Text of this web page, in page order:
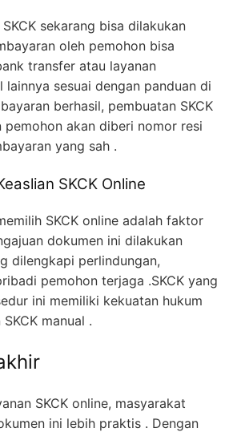
sekarang bisa dilakukan
oleh pemohon bisa
transfer atau layanan
sesuai dengan panduan di
berhasil, pembuatan SKCK
pemohon akan diberi nomor resi
yang sah .
SKCK Online
SKCK online adalah faktor
dokumen ini dilakukan
dilengkapi perlindungan,
pemohon terjaga .SKCK yang
ini memiliki kekuatan hukum
manual .
SKCK online, masyarakat
ini lebih praktis . Dengan